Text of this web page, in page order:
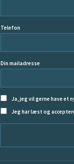
Telefon
Din mailadresse
Ja, jeg vil gerne have et
Jeg har læst og